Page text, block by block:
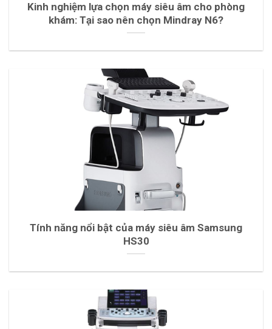
Kinh nghiệm lựa chọn máy siêu âm cho phòng
khám: Tại sao nên chọn Mindray N6?
Tính năng nổi bật của máy siêu âm Samsung
HS30